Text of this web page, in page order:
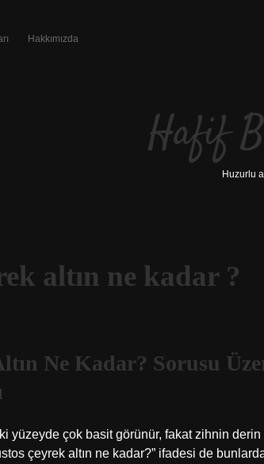
Hakkımızda
Hafif
Huzurlu
altın ne kadar ?
Ne Kadar? Sorusu
ki yüzeyde çok basit görünür, fakat zihnin
çeyrek altın ne kadar?” ifadesi de